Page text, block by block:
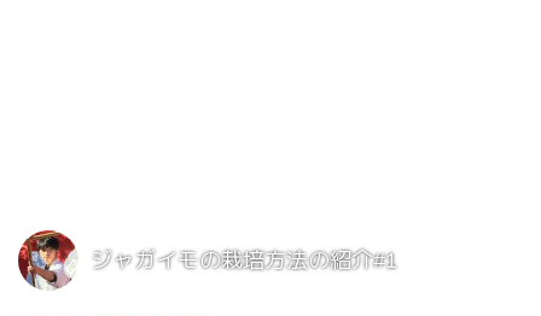
ジャガイモの栽培方法の紹介#1